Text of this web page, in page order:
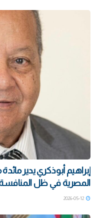
إبراهيم أبوذكري يدير
المصرية في ظل المنافسة